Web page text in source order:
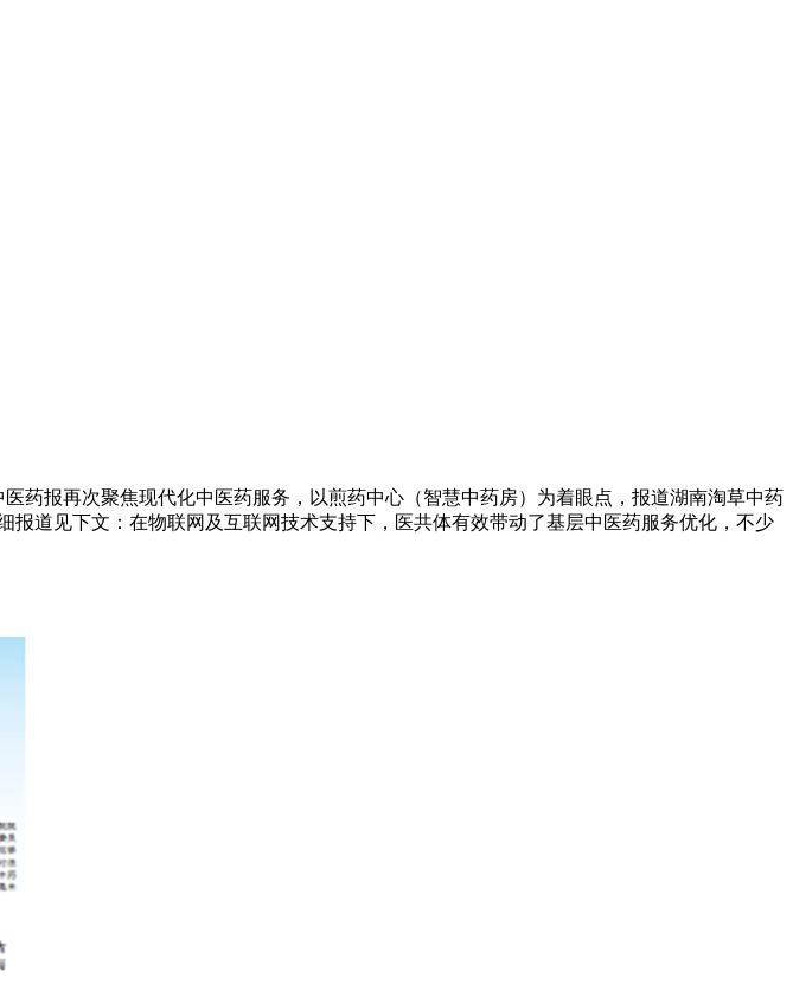
药报再次聚焦现代化中医药服务，以煎药中心（智慧中药房）为着眼点，报道湖南淘草中药
道见下文：在物联网及互联网技术支持下，医共体有效带动了基层中医药服务优化，不少